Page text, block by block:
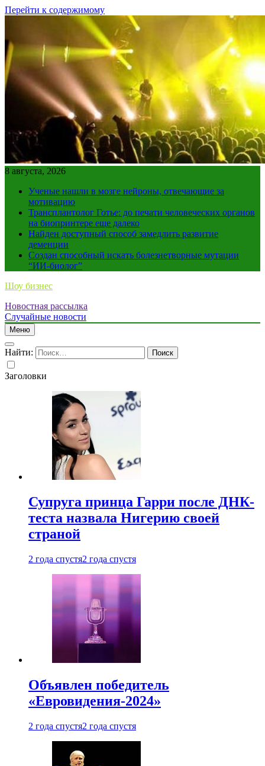
Перейти к содержимому
8 августа, 2026
Ученые нашли в мозге нейроны, отвечающие за
мотивацию
Трансплантолог Готье: до печати человеческих органов
на биопринтере еще далеко
Найден доступный способ замедлить развитие
деменции
Создан способный искать болезнетворные мутации
“ИИ-биолог”
Шоу бизнес
Новостная рассылка
Случайные новости
Меню
Найти:
Заголовки
Супруга принца Гарри после ДНК-
теста назвала Нигерию своей
страной
2 года спустя2 года спустя
Объявлен победитель
«Евровидения-2024»
2 года спустя2 года спустя